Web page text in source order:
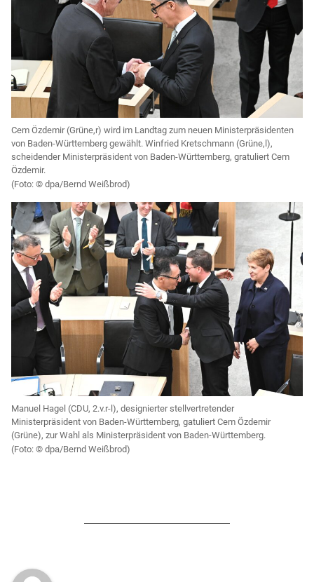
Cem Özdemir (Grüne,r) wird im Landtag zum neuen Ministerpräsidenten
von Baden-Württemberg gewählt. Winfried Kretschmann (Grüne,l),
scheidender Ministerpräsident von Baden-Württemberg, gratuliert Cem
Özdemir.
dpa/Bernd Weißbrod)
Manuel Hagel (CDU, 2.v.r-l), designierter stellvertretender
Ministerpräsident von Baden-Württemberg, gatuliert Cem Özdemir
(Grüne), zur Wahl als Ministerpräsident von Baden-Württemberg.
dpa/Bernd Weißbrod)